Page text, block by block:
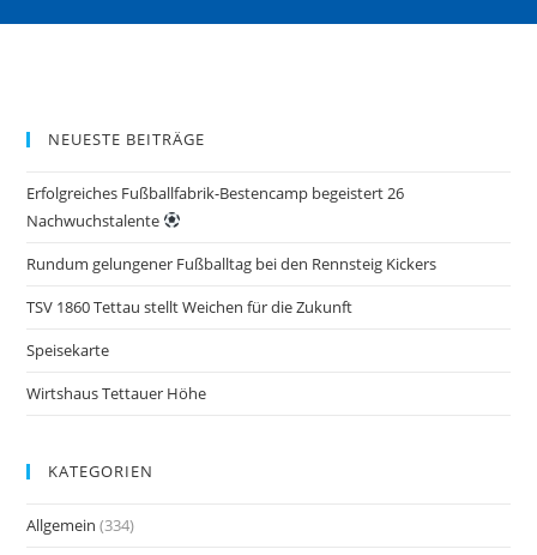
NEUESTE BEITRÄGE
Erfolgreiches Fußballfabrik-Bestencamp begeistert 26
Nachwuchstalente
Rundum gelungener Fußballtag bei den Rennsteig Kickers
TSV 1860 Tettau stellt Weichen für die Zukunft
Speisekarte
Wirtshaus Tettauer Höhe
KATEGORIEN
Allgemein (334)